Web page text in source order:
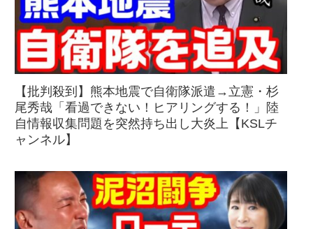
【批判殺到】熊本地震で自衛隊派遣→立憲・杉
尾秀哉「看過できない！ヒアリングする！」陸
自情報収集問題を突然持ち出し大炎上【KSLチ
ャンネル】